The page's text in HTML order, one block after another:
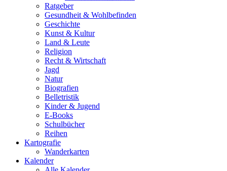
Ratgeber
Gesundheit & Wohlbefinden
Geschichte
Kunst & Kultur
Land & Leute
Religion
Recht & Wirtschaft
Jagd
Natur
Biografien
Belletristik
Kinder & Jugend
E-Books
Schulbücher
Reihen
Kartografie
Wanderkarten
Kalender